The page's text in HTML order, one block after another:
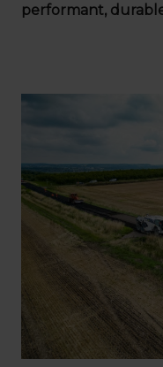
performant,